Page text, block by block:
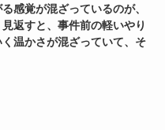
感覚が混ざっているのが、
見返すと、事件前の軽いやり
温かさが混ざっていて、そ